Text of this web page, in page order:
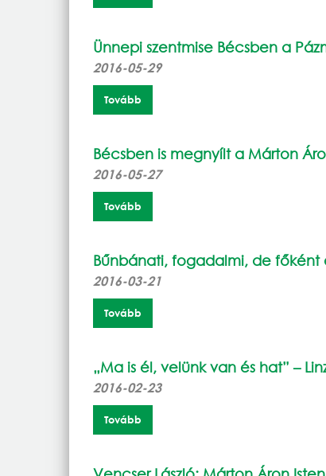
Ünnepi szentmise Bécsben a
2016-05-29
Tovább
Bécsben is megnyílt a Márton
2016-05-27
Tovább
Bűnbánati, fogadalmi, de főként
2016-03-21
Tovább
„Ma is él, velünk van és hat” –
2016-02-23
Tovább